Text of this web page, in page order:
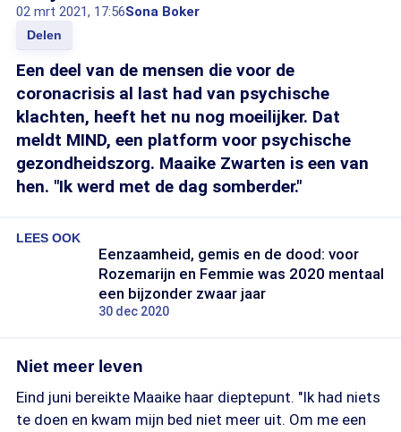
02 mrt 2021, 17:56Sona Boker
Delen
Een deel van de mensen die voor de
coronacrisis al last had van psychische
klachten, heeft het nu nog moeilijker. Dat
meldt MIND, een platform voor psychische
gezondheidszorg. Maaike Zwarten is een van
hen. "Ik werd met de dag somberder."
LEES OOK
Eenzaamheid, gemis en de dood: voor
Rozemarijn en Femmie was 2020 mentaal
een bijzonder zwaar jaar
30 dec 2020
Niet meer leven
Eind juni bereikte Maaike haar dieptepunt. "Ik had niets
te doen en kwam mijn bed niet meer uit. Om me een